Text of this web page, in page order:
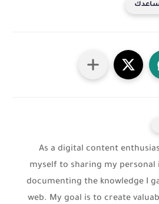
As a digital content
myself to sharing my personal
documenting the knowledge I
web. My goal is to create